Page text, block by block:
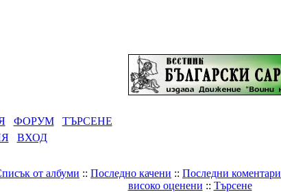
ФОРУМ
ТЪРСЕНЕ
ВХОД
от албуми :: Последно качени :: Последни коментари
високо оценени :: Търсене